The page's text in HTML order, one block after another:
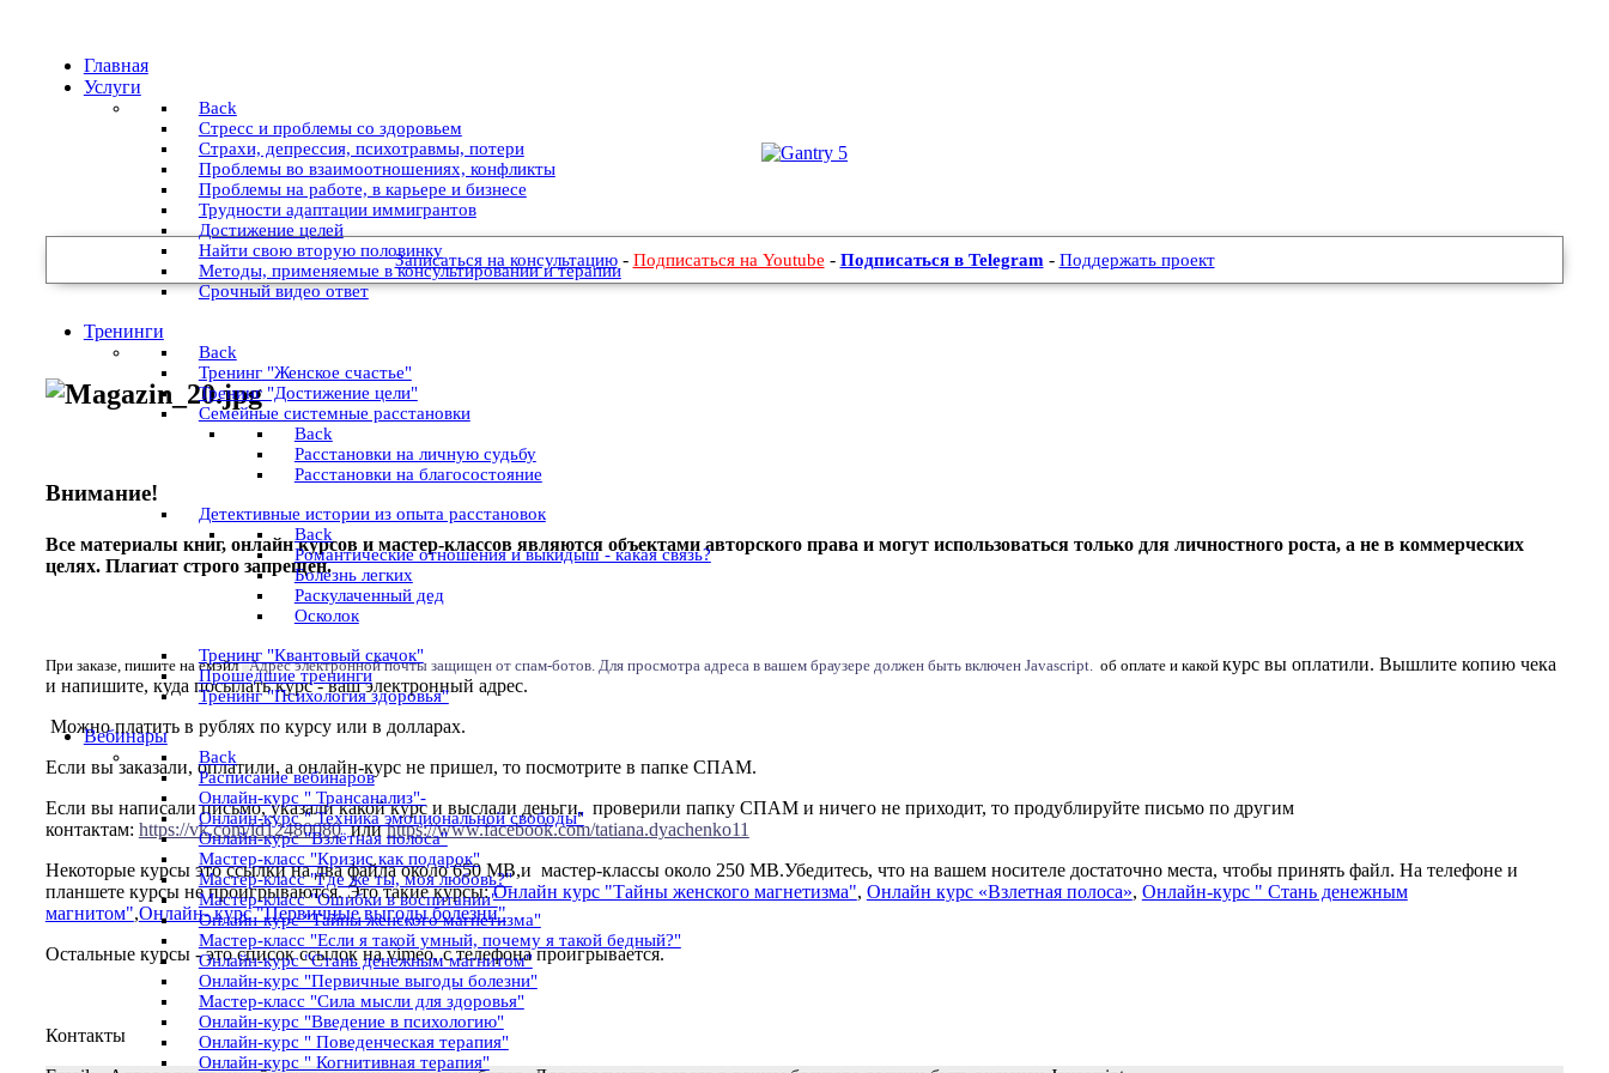
Главная
Услуги
Back
Стресс и проблемы со здоровьем
Страхи, депрессия, психотравмы, потери
Проблемы во взаимоотношениях, конфликты
Проблемы на работе, в карьере и бизнесе
Трудности адаптации иммигрантов
Достижение целей
Найти свою вторую половинку
Методы, применяемые в консультировании и терапии
Срочный видео ответ
Тренинги
Back
Тренинг "Женское счастье"
Тренинг "Достижение цели"
Семейные системные расстановки
Back
Расстановки на личную судьбу
Расстановки на благосостояние
Детективные истории из опыта расстановок
Back
Романтические отношения и выкидыш - какая связь?
Болезнь легких
Раскулаченный дед
Осколок
Тренинг "Квантовый скачок"
Прошедшие тренинги
Тренинг "Психология здоровья"
Вебинары
Back
Расписание вебинаров
Онлайн-курс " Трансанализ"-
Онлайн-курс " Техника эмоциональной свободы"
Онлайн-курс "Взлётная полоса"
Мастер-класс "Кризис как подарок"
Мастер-класс "Где же ты, моя любовь?"
Мастер-класс "Ошибки в воспитании"
Онлайн-курс "Тайны женского магнетизма"
Мастер-класс "Если я такой умный, почему я такой бедный?"
Онлайн-курс "Стань денежным магнитом"
Онлайн-курс "Первичные выгоды болезни"
Мастер-класс "Сила мысли для здоровья"
Онлайн-курс "Введение в психологию"
Онлайн-курс " Поведенческая терапия"
Онлайн-курс " Когнитивная терапия"
Записаться на консультацию- Подписаться на Youtube - Подписаться в Telegram - Поддержать проект
Внимание!
Все материалы книг, онлайн курсов и мастер-классов являются объектами авторского права и могут использоваться только для личностного роста, а не в коммерческих
целях. Плагиат строго запрещен.
При заказе, пишите на емэйл Адрес электронной почты защищен от спам-ботов. Для просмотра адреса в вашем браузере должен быть включен Javascript.об оплате и какой курс вы оплатили. Вышлите копию чека
и напишите, куда посылать курс - ваш электронный адрес.
Можно платить в рублях по курсу или в долларах.
Если вы заказали, оплатили, а онлайн-курс не пришел, то посмотрите в папке СПАМ.
Если вы написали письмо, указали какой курс и выслали деньги, проверили папку СПАМ и ничего не приходит, то продублируйте письмо по другим
контактам: https://vk.com/id12480080илиhttps://www.facebook.com/tatiana.dyachenko11
Некоторые курсы это ссылки на два файла около 650 MB,и мастер-классы около 250 МВ.Убедитесь, что на вашем носителе достаточно места, чтобы принять файл. На телефоне и
планшете курсы не проигрываются. Это такие курсы:Онлайн курс "Тайны женского магнетизма", Онлайн курс «Взлетная полоса», Онлайн-курс " Стань денежным
магнитом",Онлайн- курс "Первичные выгоды болезни"
Остальные курсы - это список ссылок на vimeo, с телефона проигрывается.
Контакты